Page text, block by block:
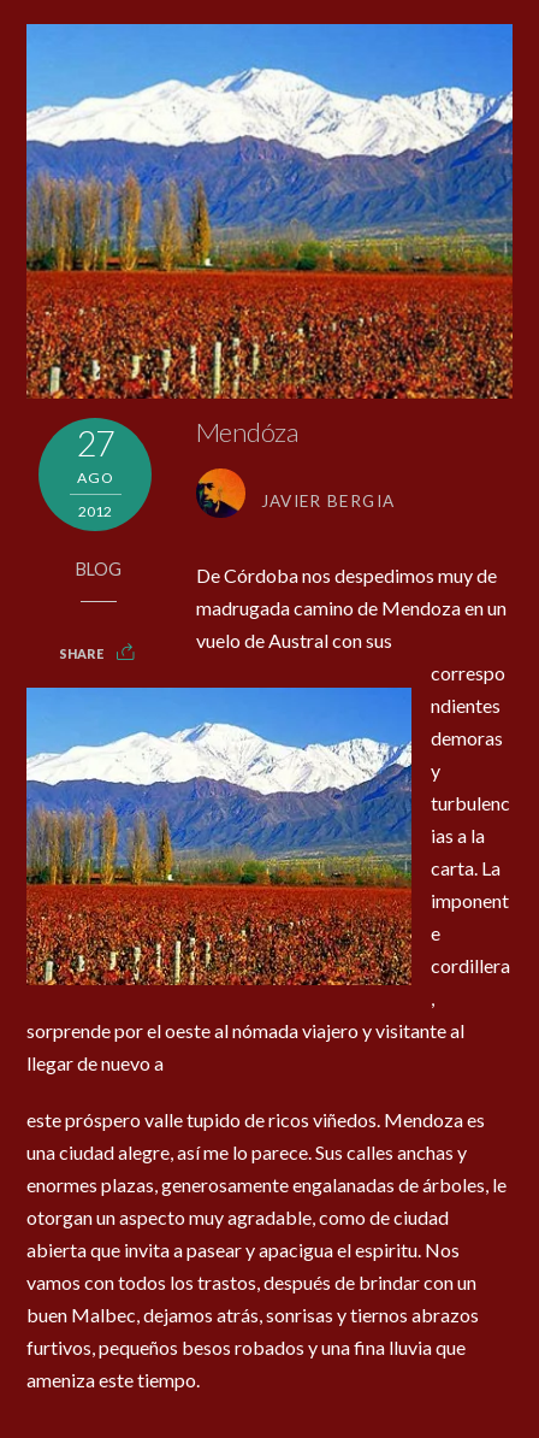
27
AGO
2012
BLOG
SHARE
Mendóza
JAVIER BERGIA
De Córdoba nos despedimos muy de
madrugada camino de Mendoza en un
vuelo de Austral con sus
correspo
ndientes
demoras
y
turbulenc
ias a la
carta. La
imponent
e
cordillera
,
sorprende por el oeste al nómada viajero y visitante al
llegar de nuevo a
este próspero valle tupido de ricos viñedos. Mendoza es
una ciudad alegre, así me lo parece. Sus calles anchas y
enormes plazas, generosamente engalanadas de árboles, le
otorgan un aspecto muy agradable, como de ciudad
abierta que invita a pasear y apacigua el espiritu. Nos
vamos con todos los trastos, después de brindar con un
buen Malbec, dejamos atrás, sonrisas y tiernos abrazos
furtivos, pequeños besos robados y una fina lluvia que
ameniza este tiempo.